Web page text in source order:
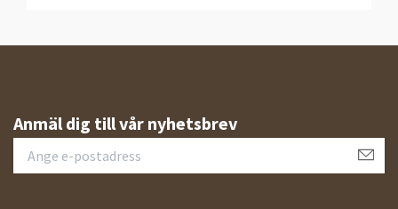
Anmäl dig till vår nyhetsbrev